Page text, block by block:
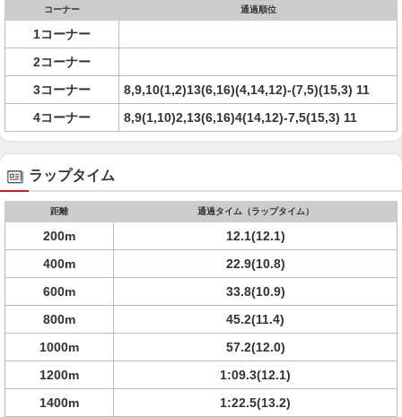
コーナー 通過順位
1コーナー
2コーナー
3コーナー
8,9,10(1,2)13(6,16)(4,14,12)-(7,5)(15,3) 11
4コーナー
8,9(1,10)2,13(6,16)4(14,12)-7,5(15,3) 11
ラップタイム
距離 通過タイム（ラップタイム）
200m
12.1(12.1)
400m
22.9(10.8)
600m
33.8(10.9)
800m
45.2(11.4)
1000m
57.2(12.0)
1200m
1:09.3(12.1)
1400m
1:22.5(13.2)